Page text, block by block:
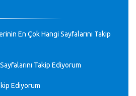
çok güzel Kurtuluş, teveccüh
en içten sevgi saygılarımı iletin
derginin bu daldaki ödülüne layık
sonra plaketi buldum hadi bir
En Çok Hangi Sayfalarını Takip
Takip Ediyorum
Ediyorum